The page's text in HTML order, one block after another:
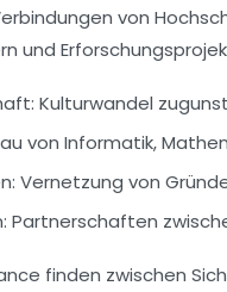
von
und
Kulturwandel
von Informatik,
Vernetzung von
Partnerschaften
finden zwischen